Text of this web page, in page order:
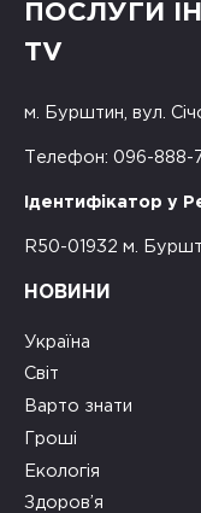
ПОСЛУГИ
TV
м. Бурштин, вул.
Телефон: 096-
Ідентифікатор у
R50-01932 м.
НОВИНИ
Україна
Світ
Варто знати
Гроші
Екологія
Здоров’я